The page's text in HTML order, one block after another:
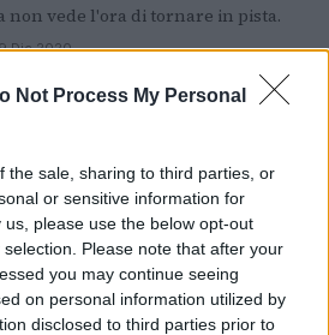
Not Process My Personal
the sale, sharing to third parties, or
or sensitive information for
please use the below opt-out
Please note that after your
you may continue seeing
on personal information utilized by
disclosed to third parties prior to
vede l'ora di tornare in pista.
Dic 2020